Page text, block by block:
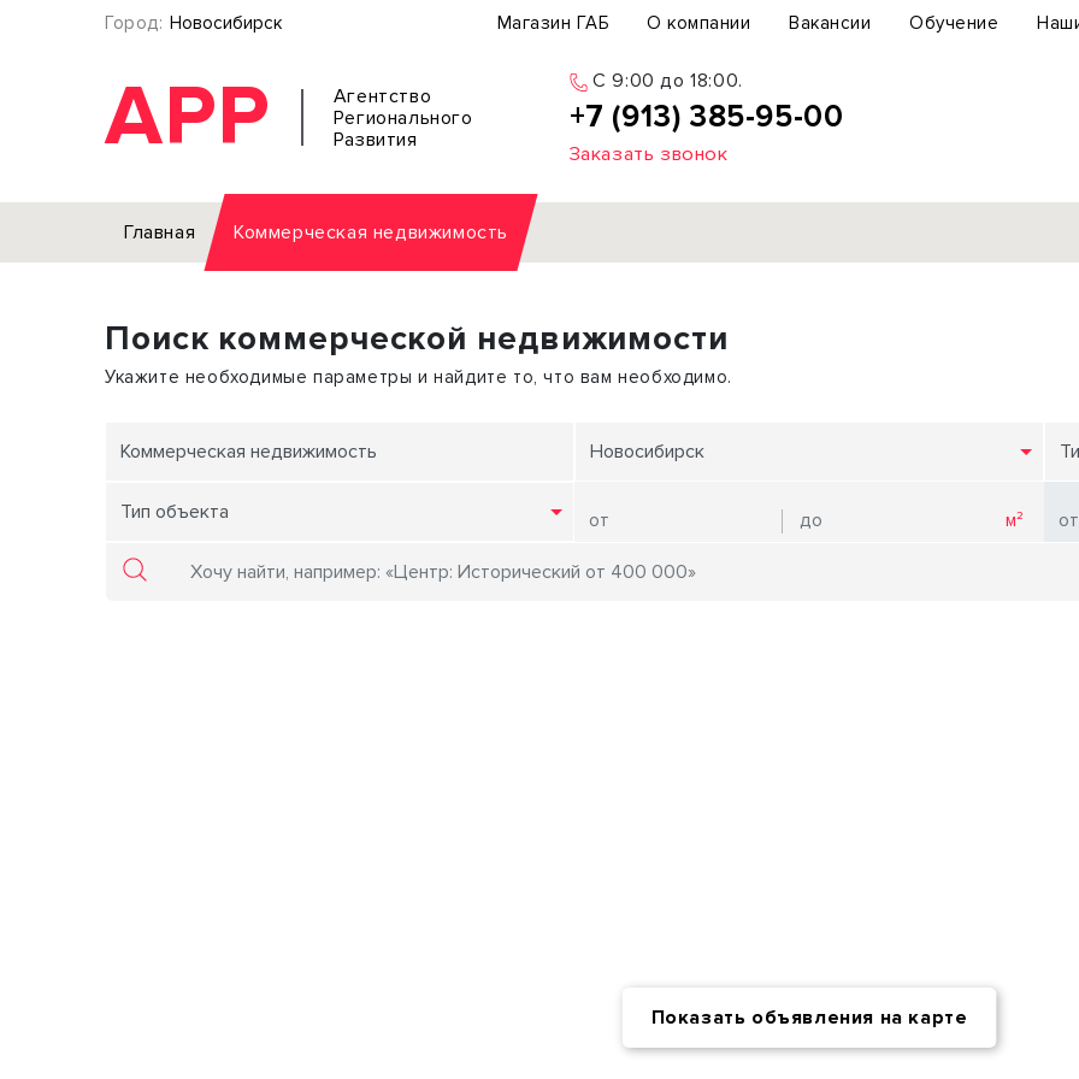
Город: Новосибирск Магазин ГАБ О компании Вакансии Обучение
АРР
Агентство
Регионального
Развития
C 9:00 до 18:00.
+7 (913) 385-95-00
Заказать звонок
Главная Коммерческая недвижимость
Офис
Торговое помещение
Склад
Земельный участок
Отдельное здание
Бизнес-центр
Поиск коммерческой недвижимости
Укажите необходимые параметры и найдите то, что вам необходимо.
Коммерческая недвижимость Новосибирск
Тип объекта
Показать объявления на карте